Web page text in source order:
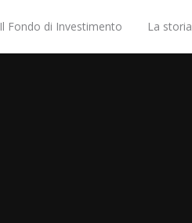
Il Fondo di Investimento La storia